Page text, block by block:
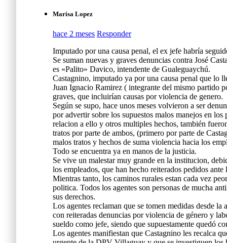
Marisa Lopez
hace 2 meses Responder
Imputado por una causa penal, el ex jefe habría
Se suman nuevas y graves denuncias contra José
es «Palito» Davico, intendente de Gualeguaychú.
Castagnino, imputado ya por una causa penal que lo
Juan Ignacio Ramirez ( integrante del mismo partido
graves, que incluirían causas por violencia de genero.
Según se supo, hace unos meses volvieron a ser
por advertir sobre los supuestos malos manejos en
relacion a ello y otros multiples hechos, también
tratos por parte de ambos, (primero por parte de
malos tratos y hechos de suma violencia hacia los
Todo se encuentra ya en manos de la justicia.
Se vive un malestar muy grande en la institucion,
los empleados, que han hecho reiterados pedidos
Mientras tanto, los caminos rurales estan cada vez
politica. Todos los agentes son personas de mucha
sus derechos.
Los agentes reclaman que se tomen medidas desde
con reiteradas denuncias por violencia de género y
sueldo como jefe, siendo que supuestamente quedó
Los agentes manifiestan que Castagnino les recalca